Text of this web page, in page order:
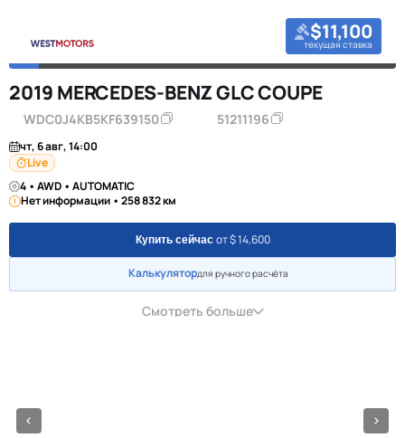
$11,100
текущая ставка
2019 MERCEDES-BENZ GLC COUPE
WDC0J4KB5KF639150 51211196
чт, 6 авг, 14:00
Live
4 • AWD • AUTOMATIC
Нет информации • 258 832 км
Купить сейчас от $ 14,600
Калькулятордля ручного расчёта
Смотреть больше